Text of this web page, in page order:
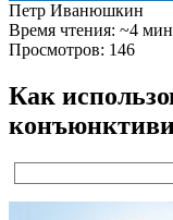
Петр Иванюшкин
Время чтения: ~4
Просмотров: 146
Как